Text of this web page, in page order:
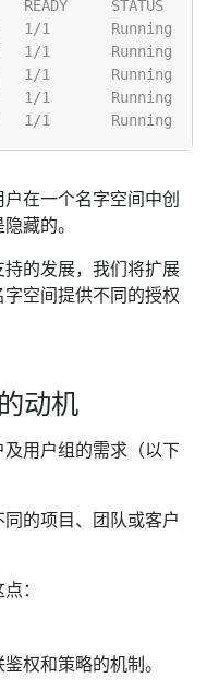
在一个名字空间中创
藏的。
的发展，我们将扩展
空间提供不同的授权
动机
用户组的需求（以下
的项目、团队或客户
：
权和策略的机制。